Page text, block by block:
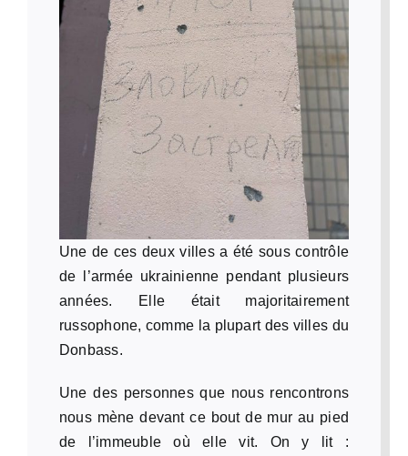
Une de ces deux villes a été sous contrôle
de l’armée ukrainienne pendant plusieurs
années. Elle était majoritairement
russophone, comme la plupart des villes du
Donbass.
Une des personnes que nous rencontrons
nous mène devant ce bout de mur au pied
de l’immeuble où elle vit. On y lit :